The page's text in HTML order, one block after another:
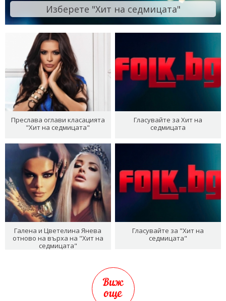
Изберете "Хит на седмицата"
Преслава оглави класацията
"Хит на седмицата"
Гласувайте за Хит на
седмицата
Галена и Цветелина Янева
отново на върха на "Хит на
седмицата"
Гласувайте за "Хит на
седмицата"
Виж
още